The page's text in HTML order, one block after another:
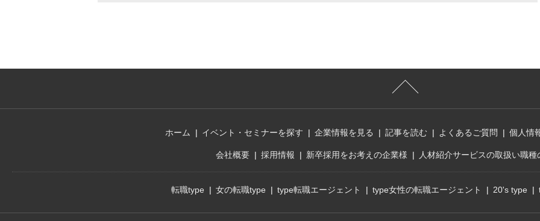
ホーム イベント・セミナーを探す 企業情報を見る 記事を読む よくあるご質問 個人情
会社概要 採用情報 新卒採用をお考えの企業様 人材紹介サービスの取扱い職
転職type 女の転職type type転職エージェント type女性の転職エージェント 20's type